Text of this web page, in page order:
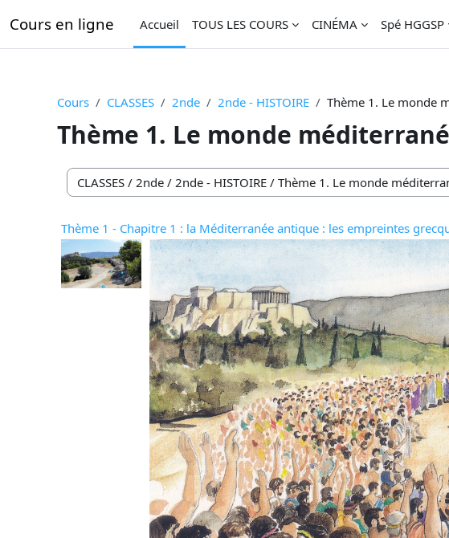
Cours en ligne Accueil TOUS LES COURS CINÉMA Spé HGGSP
Cours CLASSES 2nde 2nde - HISTOIRE Thème 1. Le monde
Thème 1. Le monde
Catégories de cours
Thème 1 - Chapitre 1 : la Méditerranée antique : les empreintes